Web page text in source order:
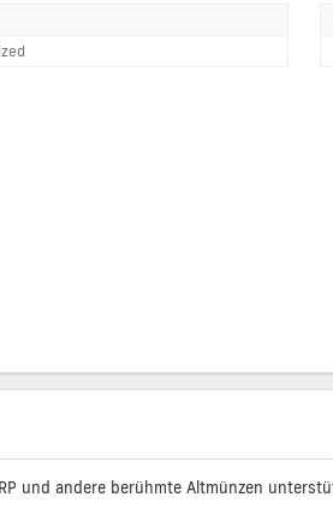
und andere berühmte Altmünzen